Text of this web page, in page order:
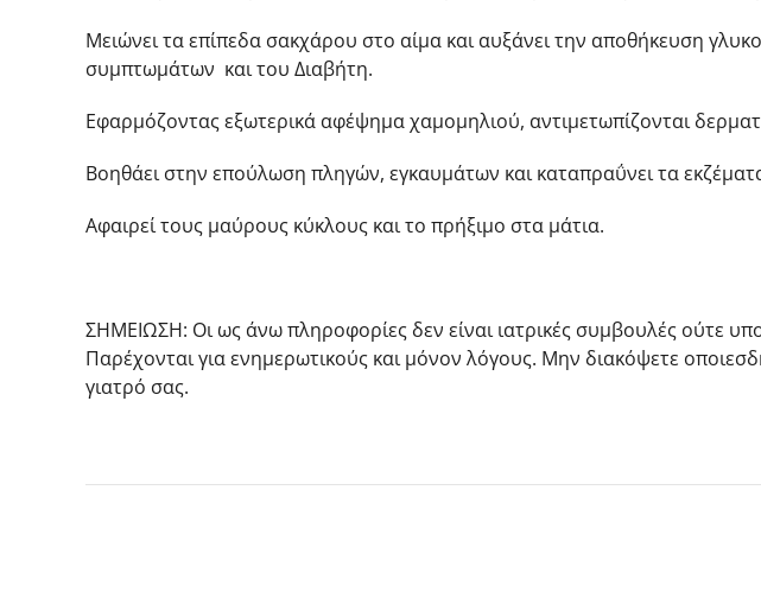
Μειώνει τα επίπεδα σακχάρου στο αίμα και αυξάνει την αποθήκευση
συμπτωμάτων και του Διαβήτη.
Εφαρμόζοντας εξωτερικά αφέψημα χαμομηλιού, αντιμετωπίζονται
Βοηθάει στην επούλωση πληγών, εγκαυμάτων και καταπραΰνει τα
Αφαιρεί τους μαύρους κύκλους και το πρήξιμο στα μάτια.
ΣΗΜΕΙΩΣΗ: Οι ως άνω πληροφορίες δεν είναι ιατρικές συμβουλές ούτε
Παρέχονται για ενημερωτικούς και μόνον λόγους. Μην διακόψετε
γιατρό σας.